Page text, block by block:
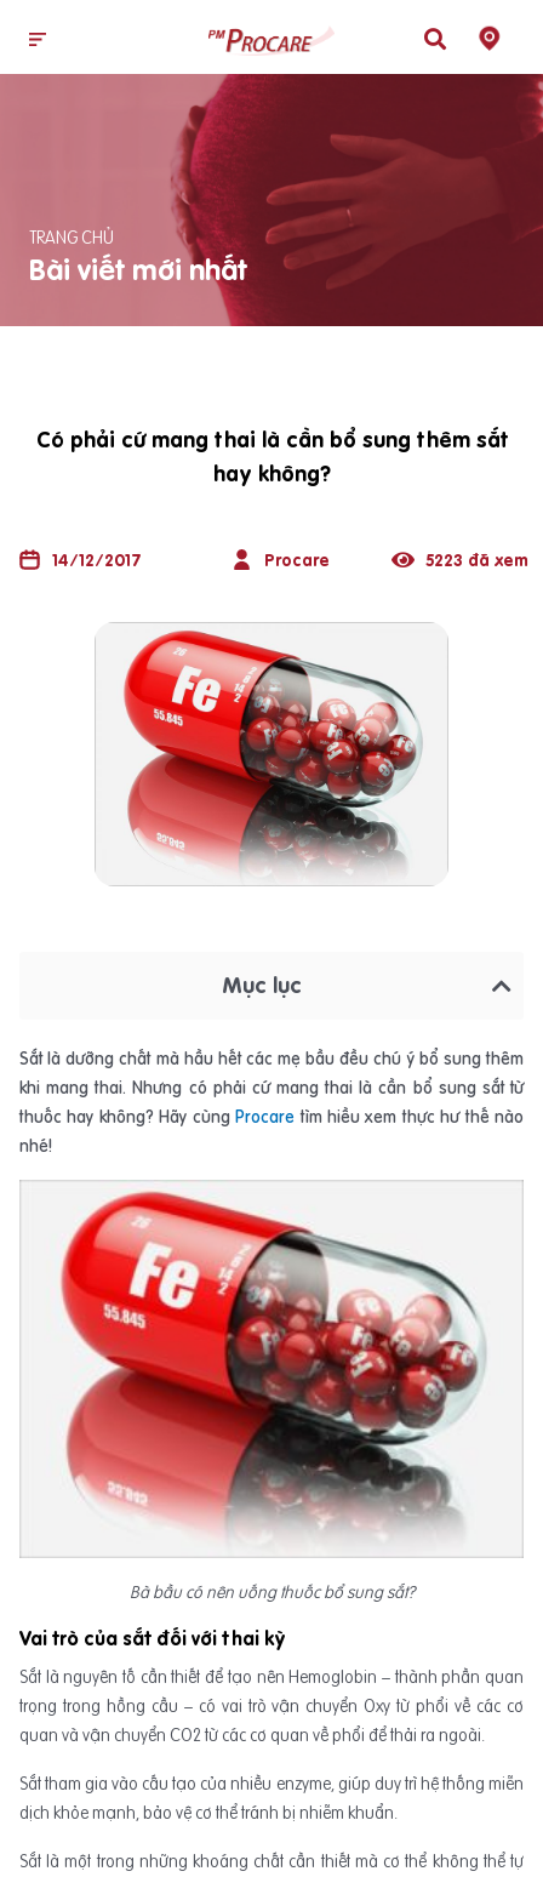
TRANG CHỦ
Bài viết mới nhất
Có phải cứ mang thai là cần bổ sung thêm sắt
hay không?
14/12/2017 Procare 5223 đã xem
Mục lục
Sắt là dưỡng chất mà hầu hết các mẹ bầu đều chú ý bổ sung thêm
khi mang thai. Nhưng có phải cứ mang thai là cần bổ sung sắt từ
thuốc hay không? Hãy cùngProcare tìm hiều xem thực hư thế nào
nhé!
Bà bầu có nên uống thuốc bổ sung sắt?
Vai trò của sắt đối với thai kỳ
Sắt là nguyên tố cần thiết để tạo nên Hemoglobin – thành phần quan
trọng trong hồng cầu – có vai trò vận chuyển Oxy từ phổi về các cơ
quan và vận chuyển CO2 từ các cơ quan về phổi để thải ra ngoài.
Sắt tham gia vào cấu tạo của nhiều enzyme, giúp duy trì hệ thống miễn
dịch khỏe mạnh, bảo vệ cơ thể tránh bị nhiễm khuẩn.
Sắt là một trong những khoáng chất cần thiết mà cơ thể không thể tự